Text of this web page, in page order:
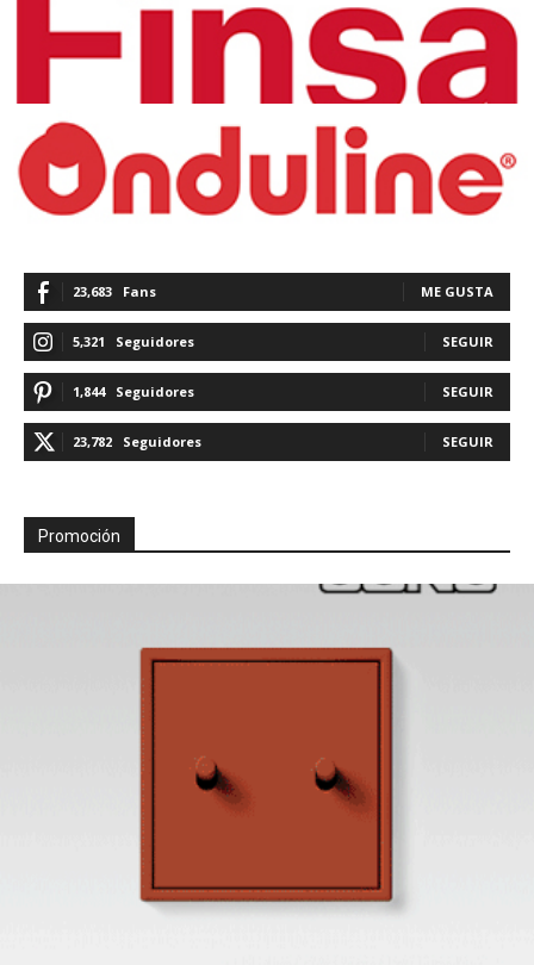
23,683 Fans ME GUSTA
5,321 Seguidores SEGUIR
1,844 Seguidores SEGUIR
23,782 Seguidores SEGUIR
Promoción